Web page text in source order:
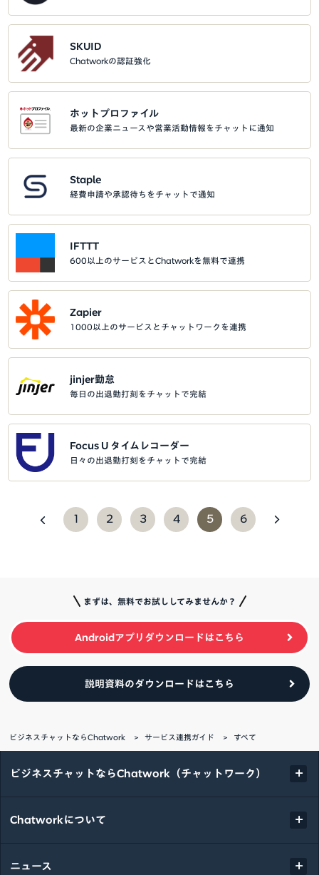
SKUID
Chatworkの認証強化
ホットプロファイル
最新の企業ニュースや営業活動情報をチャットに通知
Staple
経費申請や承認待ちをチャットで通知
IFTTT
600以上のサービスとChatworkを無料で連携
Zapier
1000以上のサービスとチャットワークを連携
jinjer勤怠
毎日の出退勤打刻をチャットで完結
Focus U タイムレコーダー
日々の出退勤打刻をチャットで完結
1 2 3 4 5 6
まずは、無料でお試ししてみませんか？
Androidアプリダウンロードはこちら
説明資料のダウンロードはこちら
ビジネスチャットならChatwork サービス連携ガイド すべて
ビジネスチャットならChatwork（チャットワーク）
Chatworkについて
ニュース